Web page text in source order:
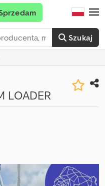
Szukaj
LOADER